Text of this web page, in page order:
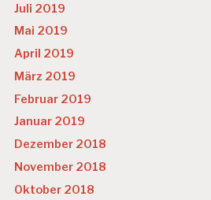
Juli 2019
Mai 2019
April 2019
März 2019
Februar 2019
Januar 2019
Dezember 2018
November 2018
Oktober 2018